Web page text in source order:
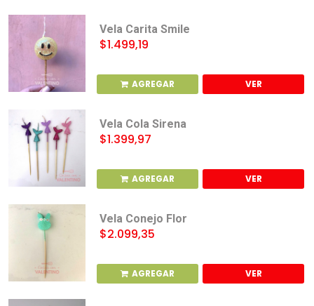
Vela Carita Smile
$1.499,19
AGREGAR VER
Vela Cola Sirena
$1.399,97
AGREGAR VER
Vela Conejo Flor
$2.099,35
AGREGAR VER